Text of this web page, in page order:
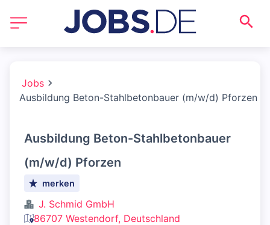
Jobs
Ausbildung Beton-Stahlbetonbauer (m/w/d) Pforzen
Ausbildung Beton-Stahlbetonbauer
(m/w/d) Pforzen
merken
J. Schmid GmbH
86707 Westendorf, Deutschland